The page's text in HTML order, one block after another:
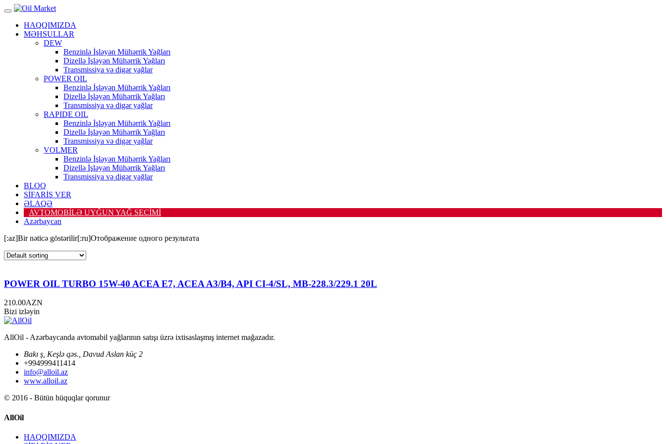
HAQQIMIZDA
MƏHSULLAR
DEW
Benzinlə İşləyən Mühərrik Yağları
Dizellə İşləyən Mühərrik Yağları
Transmissiya və digər yağlar
POWER OIL
Benzinlə İşləyən Mühərrik Yağları
Dizellə İşləyən Mühərrik Yağları
Transmissiya və digər yağlar
RAPIDE OIL
Benzinlə İşləyən Mühərrik Yağları
Dizellə İşləyən Mühərrik Yağları
Transmissiya və digər yağlar
VOLMER
Benzinlə İşləyən Mühərrik Yağları
Dizellə İşləyən Mühərrik Yağları
Transmissiya və digər yağlar
BLOQ
SİFARİŞ VER
ƏLAQƏ
AVTOMOBİLƏ UYĞUN YAĞ SEÇİMİ
Azərbaycan
[:az]Bir nəticə göstərilir[:ru]Отображение одного результата
POWER OIL TURBO 15W-40 ACEA E7, ACEA A3/B4, API CI-4/SL, MB-228.3/229.1 20L
210.00AZN
Bizi izləyin
AllOil - Azərbaycanda avtomabil yağlarının satışı üzrə ixtisaslaşmış internet mağazadır.
Bakı ş, Keşlə qəs., Davud Aslan küç 2
+994999411414
info@alloil.az
www.alloil.az
© 2016 - Bütün hüquqlar qorunur
AllOil
HAQQIMIZDA